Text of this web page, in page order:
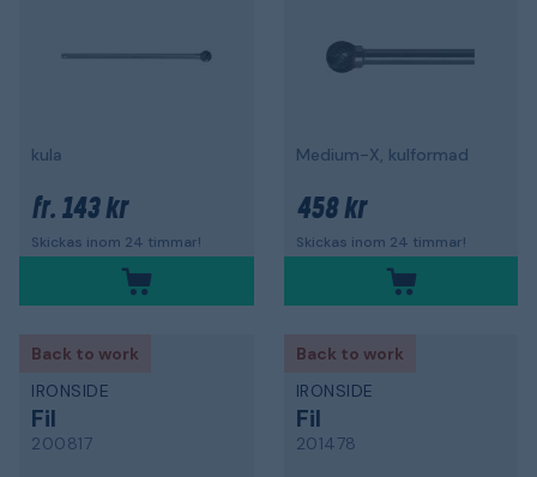
kula
fr. 143 kr
Skickas inom 24 timmar!
Medium-X, kulformad
458 kr
Skickas inom 24 timmar!
Back to work
IRONSIDE
Fil
200817
Back to work
IRONSIDE
Fil
201478